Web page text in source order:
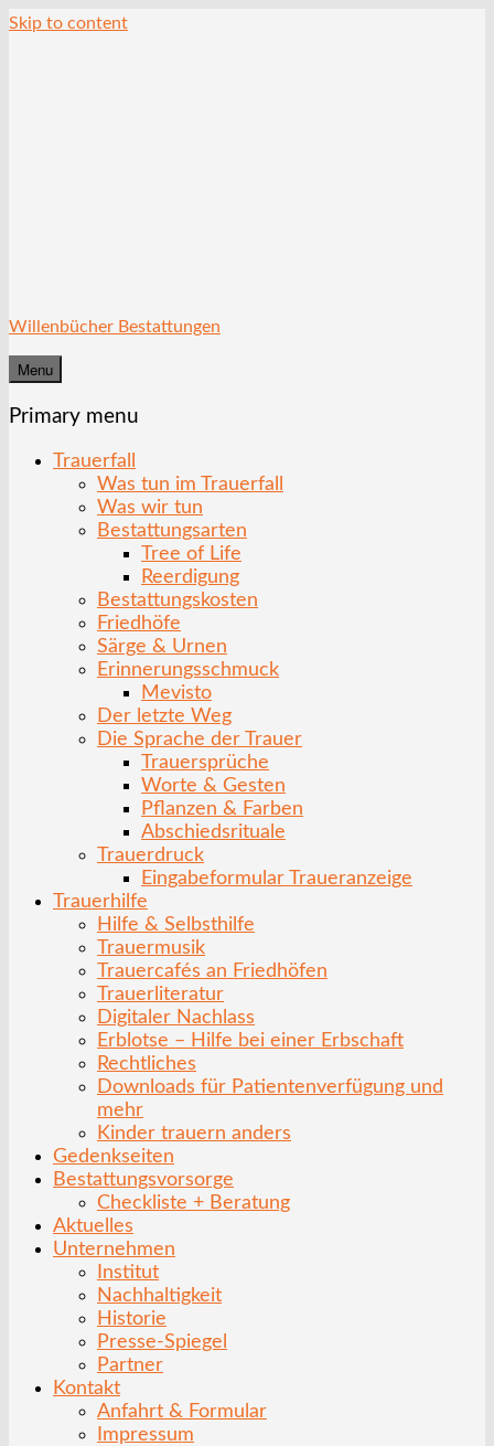
Skip to content
Willenbücher Bestattungen
Menu
Primary menu
Trauerfall
Was tun im Trauerfall
Was wir tun
Bestattungsarten
Tree of Life
Reerdigung
Bestattungskosten
Friedhöfe
Särge & Urnen
Erinnerungsschmuck
Mevisto
Der letzte Weg
Die Sprache der Trauer
Trauersprüche
Worte & Gesten
Pflanzen & Farben
Abschiedsrituale
Trauerdruck
Eingabeformular Traueranzeige
Trauerhilfe
Hilfe & Selbsthilfe
Trauermusik
Trauercafés an Friedhöfen
Trauerliteratur
Digitaler Nachlass
Erblotse – Hilfe bei einer Erbschaft
Rechtliches
Downloads für Patientenverfügung und
mehr
Kinder trauern anders
Gedenkseiten
Bestattungsvorsorge
Checkliste + Beratung
Aktuelles
Unternehmen
Institut
Nachhaltigkeit
Historie
Presse-Spiegel
Partner
Kontakt
Anfahrt & Formular
Impressum